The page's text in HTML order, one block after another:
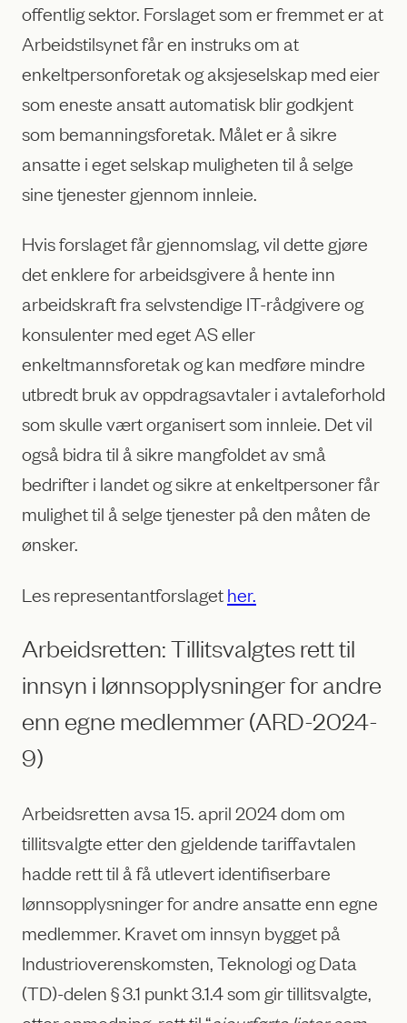
offentlig sektor. Forslaget som er fremmet er at
Arbeidstilsynet får en instruks om at
enkeltpersonforetak og aksjeselskap med eier
som eneste ansatt automatisk blir godkjent
som bemanningsforetak. Målet er å sikre
ansatte i eget selskap muligheten til å selge
sine tjenester gjennom innleie.
Hvis forslaget får gjennomslag, vil dette gjøre
det enklere for arbeidsgivere å hente inn
arbeidskraft fra selvstendige IT-rådgivere og
konsulenter med eget AS eller
enkeltmannsforetak og kan medføre mindre
utbredt bruk av oppdragsavtaler i avtaleforhold
som skulle vært organisert som innleie. Det vil
også bidra til å sikre mangfoldet av små
bedrifter i landet og sikre at enkeltpersoner får
mulighet til å selge tjenester på den måten de
ønsker.
Les representantforslagether.
Arbeidsretten: Tillitsvalgtes rett til
innsyn i lønnsopplysninger for andre
enn egne medlemmer (ARD-2024-
9)
Arbeidsretten avsa 15. april 2024 dom om
tillitsvalgte etter den gjeldende tariffavtalen
hadde rett til å få utlevert identifiserbare
lønnsopplysninger for andre ansatte enn egne
medlemmer. Kravet om innsyn bygget på
Industrioverenskomsten, Teknologi og Data
(TD)-delen § 3.1 punkt 3.1.4 som gir tillitsvalgte,